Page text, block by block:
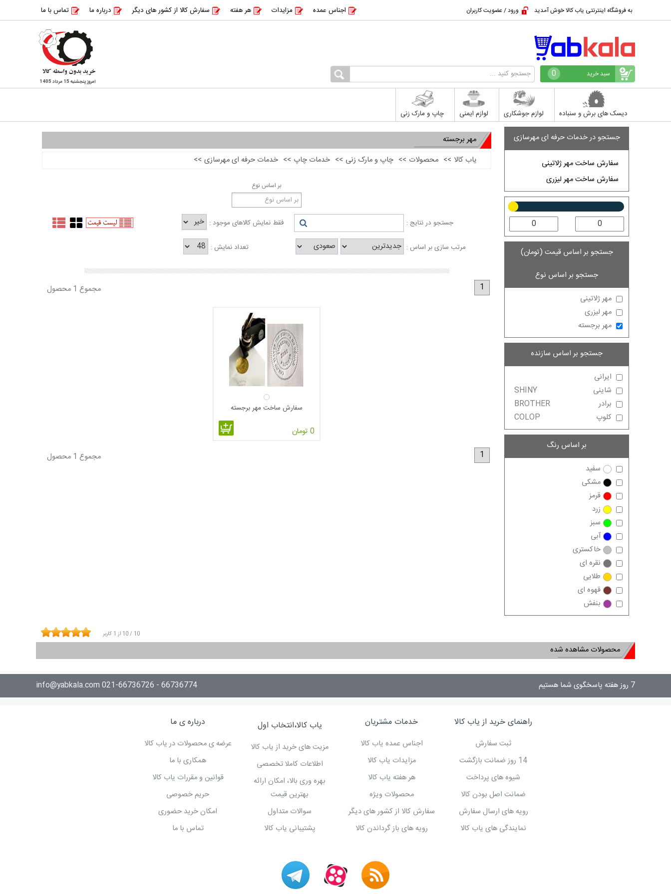
به فروشگاه اینترنتی یاب کالا خوش آمدید ورود / عضویت کاربران اجناس عمده مزایدات هر هفته سفارش کالا از کشور های دیگر درباره ما تماس با ما
سبد خرید 0
امروز پنجشنبه 15 مرداد 1405
دیسک های برش و سنباده لوازم جوشکاری لوازم ایمنی چاپ و مارک زنی
جستجو در خدمات حرفه ای مهرسازی
سفارش ساخت مهر ژلاتینی
سفارش ساخت مهر لیزری
جستجو بر اساس قیمت (تومان)
جستجو بر اساس نوع
مهر ژلاتینی
مهر لیزری
مهر برجسته
جستجو بر اساس سازنده
ایرانی
شاینی
SHINY
برادر
BROTHER
کلوپ
COLOP
بر اساس رنگ
سفید
مشکی
قرمز
زرد
سبز
آبی
خاکستری
نقره ای
طلایی
قهوه ای
بنفش
مهر برجسته
یاب کالا >> محصولات >> چاپ و مارک زنی >> خدمات چاپ >> خدمات حرفه ای مهرسازی >>
بر اساس نوع
جستجو در نتایج : فقط نمایش کالاهای موجود :
مرتب سازی بر اساس : تعداد نمایش :
1 مجموع 1 محصول
سفارش ساخت مهر برجسته
0 تومان
1
مجموع 1 محصول
10 / 10 از 1 کاربر
محصولات مشاهده شده
66736774 - 021-66736726 info@yabkala.com 7 روز هفته پاسخگوی شما هستیم
راهنمای خرید از یاب کالا
ثبت سفارش
14 روز ضمانت بازگشت
شیوه های پرداخت
ضمانت اصل بودن کالا
رویه های ارسال سفارش
نمایندگی های یاب کالا
خدمات مشتریان
اجناس عمده یاب کالا
مزایدات یاب کالا
هر هفته یاب کالا
محصولات ویژه
سفارش کالا از کشور های دیگر
رویه های باز گرداندن کالا
یاب کالا،انتخاب اول
مزیت های خرید از یاب کالا
اطلاعات کاملا تخصصی
بهره وری بالا، امکان ارائه
بهترین قیمت
سوالات متداول
پشتیبانی یاب کالا
درباره ی ما
عرضه ی محصولات در یاب کالا
همکاری با ما
قوانین و مقررات یاب کالا
حریم خصوصی
امکان خرید حضوری
تماس با ما